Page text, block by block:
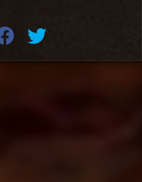
Facebook